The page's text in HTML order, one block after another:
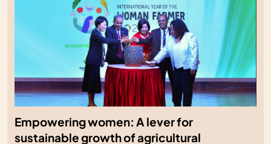
Empowering women: A lever for
sustainable growth of agricultural